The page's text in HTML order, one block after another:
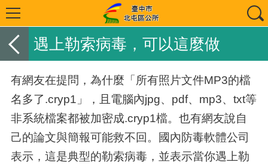
遇上勒索病毒，可以這麼做
有網友在提問，為什麼「所有照片文件MP3的檔
名多了.cryp1」，且電腦內jpg、pdf、mp3、txt等
非系統檔案都被加密成.cryp1檔。也有網友說自
己的論文與簡報可能救不回。國內防毒軟體公司
表示，這是典型的勒索病毒，並表示當你遇上勒